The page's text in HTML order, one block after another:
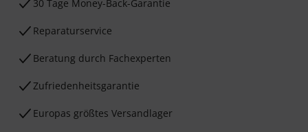
30 Tage Money-Back-Garantie
Reparaturservice
Beratung durch Fachexperten
Zufriedenheitsgarantie
Europas größtes Versandlager